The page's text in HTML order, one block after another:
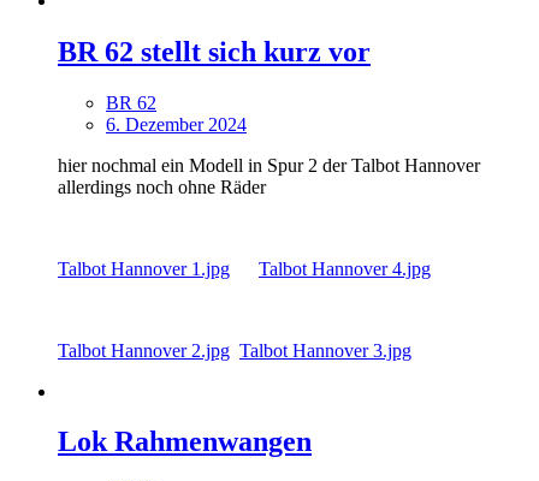
BR 62 stellt sich kurz vor
BR 62
6. Dezember 2024
hier nochmal ein Modell in Spur 2 der Talbot Hannover
allerdings noch ohne Räder
Talbot Hannover 1.jpg Talbot Hannover 4.jpg
Talbot Hannover 2.jpg Talbot Hannover 3.jpg
Lok Rahmenwangen